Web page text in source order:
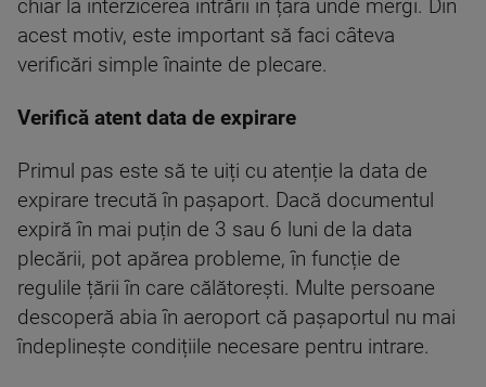
chiar la interzicerea intrării în țara unde mergi. Din
acest motiv, este important să faci câteva
verificări simple înainte de plecare.
Verifică atent data de expirare
Primul pas este să te uiți cu atenție la data de
expirare trecută în pașaport. Dacă documentul
expiră în mai puțin de 3 sau 6 luni de la data
plecării, pot apărea probleme, în funcție de
regulile țării în care călătorești. Multe persoane
descoperă abia în aeroport că pașaportul nu mai
îndeplinește condițiile necesare pentru intrare.